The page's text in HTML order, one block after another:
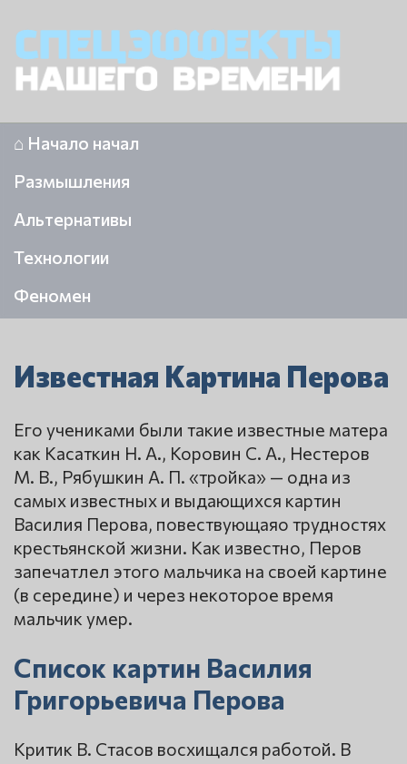
⌂ Начало начал
Размышления
Альтернативы
Технологии
Феномен
Известная Картина Перова
Его учениками были такие известные матера
как Касаткин Н. А., Коровин С. А., Нестеров
М. В., Рябушкин А. П. «тройка» — одна из
самых известных и выдающихся картин
Василия Перова, повествующаяо трудностях
крестьянской жизни. Как известно, Перов
запечатлел этого мальчика на своей картине
(в середине) и через некоторое время
мальчик умер.
Список картин Василия
Григорьевича Перова
Критик В. Стасов восхищался работой. В